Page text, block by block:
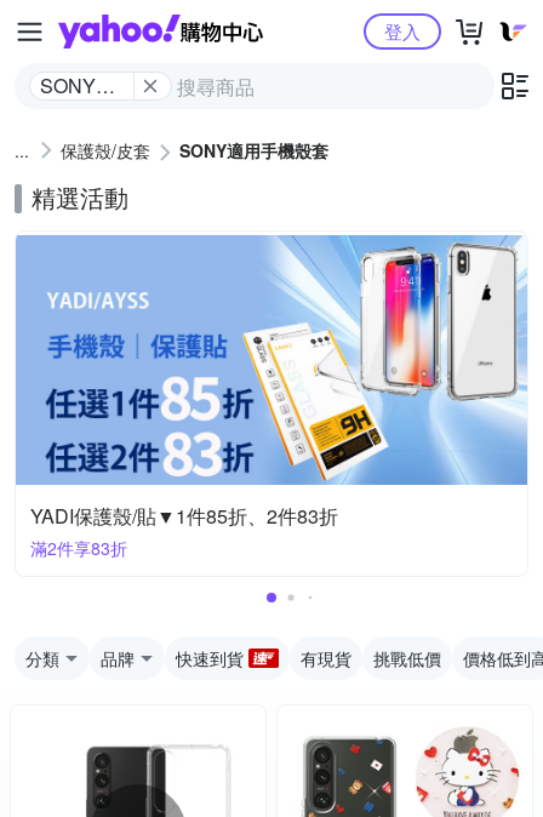
Yahoo購物中心
SONY適
套
登入
保護殼/皮套 SONY適用手機殼套
精選活動
YADI保護殼/貼▼1件85折、2件83折
滿2件享83折
分類 品牌 快速到貨 有現貨 挑戰低價 價格低到